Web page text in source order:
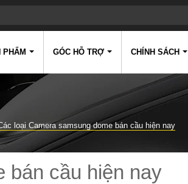
PHẨM GÓC HỖ TRỢ CHÍNH SÁCH
loại Camera samsung dome bán cầu hiện nay
bán cầu hiện nay